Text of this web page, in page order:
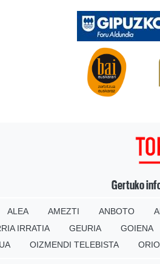
Gertuko
ALEA AMEZTI ANBOTO
IRRATIA GEURIA GOIENA
OIZMENDI TELEBISTA